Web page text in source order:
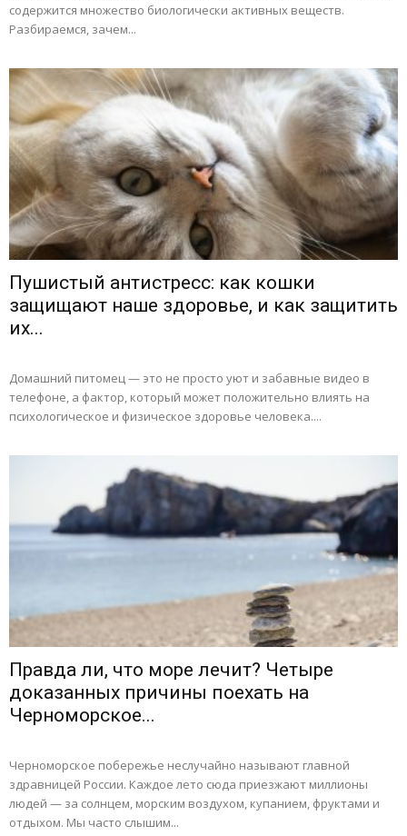
содержится множество биологически активных веществ.
Разбираемся, зачем...
Пушистый антистресс: как кошки
защищают наше здоровье, и как защитить
их...
Домашний питомец — это не просто уют и забавные видео в
телефоне, а фактор, который может положительно влиять на
психологическое и физическое здоровье человека....
Правда ли, что море лечит? Четыре
доказанных причины поехать на
Черноморское...
Черноморское побережье неслучайно называют главной
здравницей России. Каждое лето сюда приезжают миллионы
людей — за солнцем, морским воздухом, купанием, фруктами и
отдыхом. Мы часто слышим...